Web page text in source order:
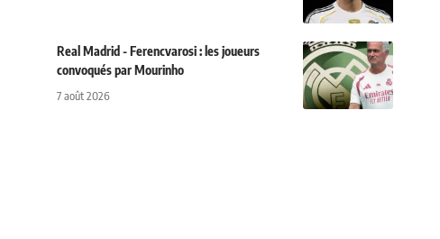
Real Madrid - Ferencvarosi : les joueurs
convoqués par Mourinho
7 août 2026